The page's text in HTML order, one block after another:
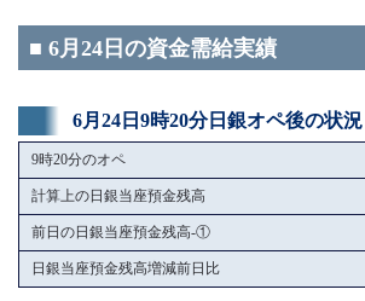
■ 6月24日の資金需給実績
6月24日9時20分日銀オペ後の状況
9時20分のオペ
計算上の日銀当座預金残高
前日の日銀当座預金残高-①
日銀当座預金残高増減前日比